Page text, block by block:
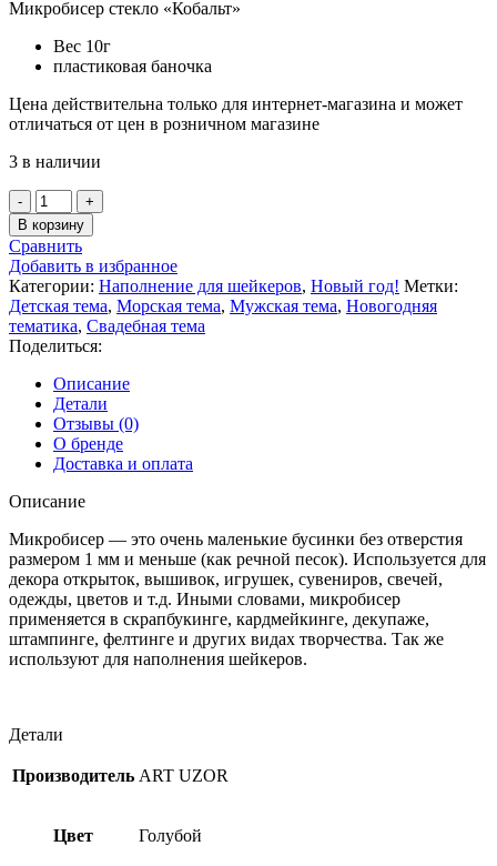
Микробисер стекло «Кобальт»
Вес 10г
пластиковая баночка
Цена действительна только для интернет-магазина и может
отличаться от цен в розничном магазине
3 в наличии
Количество
товара
Микробисер
стекло
"Кобальт"
В корзину
Сравнить
Добавить в избранное
Категории: Наполнение для шейкеров, Новый год! Метки:
Детская тема, Морская тема, Мужская тема, Новогодняя
тематика, Свадебная тема
Поделиться:
Описание
Детали
Отзывы (0)
О бренде
Доставка и оплата
Описание
Микробисер — это очень маленькие бусинки без отверстия
размером 1 мм и меньше (как речной песок). Используется для
декора открыток, вышивок, игрушек, сувениров, свечей,
одежды, цветов и т.д. Иными словами, микробисер
применяется в скрапбукинге, кардмейкинге, декупаже,
штампинге, фелтинге и других видах творчества. Так же
используют для наполнения шейкеров.
Детали
Производитель ART UZOR
Цвет Голубой